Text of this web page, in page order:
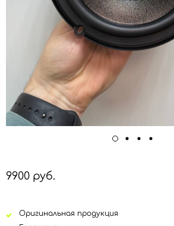
9900 руб.
Оригинальная продукция